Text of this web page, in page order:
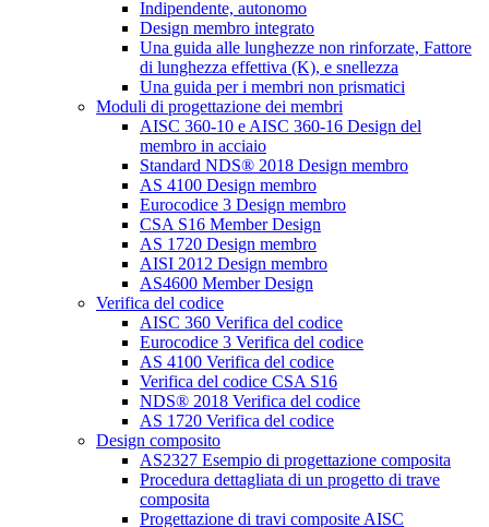
Indipendente, autonomo
Design membro integrato
Una guida alle lunghezze non rinforzate, Fattore
di lunghezza effettiva (K), e snellezza
Una guida per i membri non prismatici
Moduli di progettazione dei membri
AISC 360-10 e AISC 360-16 Design del
membro in acciaio
Standard NDS® 2018 Design membro
AS 4100 Design membro
Eurocodice 3 Design membro
CSA S16 Member Design
AS 1720 Design membro
AISI 2012 Design membro
AS4600 Member Design
Verifica del codice
AISC 360 Verifica del codice
Eurocodice 3 Verifica del codice
AS 4100 Verifica del codice
Verifica del codice CSA S16
NDS® 2018 Verifica del codice
AS 1720 Verifica del codice
Design composito
AS2327 Esempio di progettazione composita
Procedura dettagliata di un progetto di trave
composita
Progettazione di travi composite AISC